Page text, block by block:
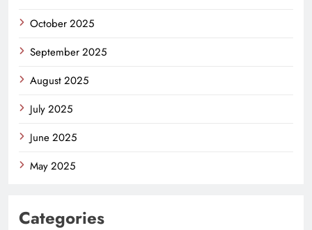
October 2025
September 2025
August 2025
July 2025
June 2025
May 2025
Categories